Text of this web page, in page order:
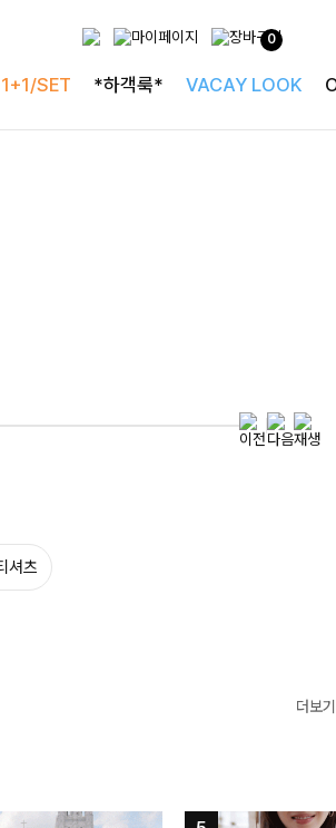
0
1+1/SET *하객룩* VACAY LOOK
을 빛내는
정석
셔츠
더보기